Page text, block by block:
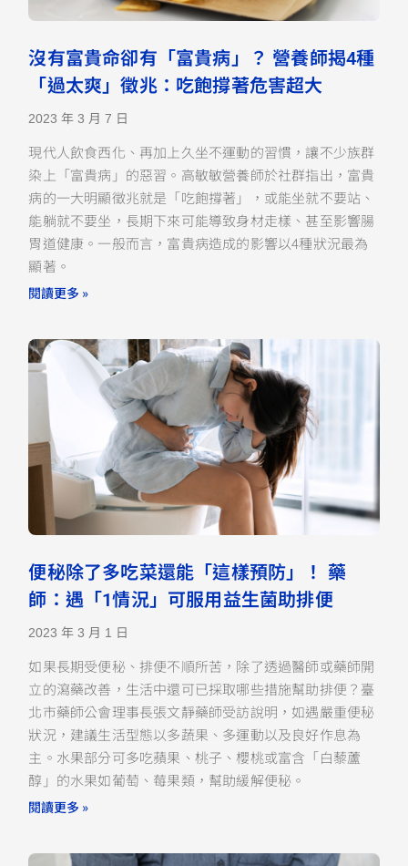
沒有富貴命卻有「富貴病」？ 營養師揭4種
「過太爽」徵兆：吃飽撐著危害超大
2023 年 3 月 7 日
現代人飲食西化、再加上久坐不運動的習慣，讓不少族群
染上「富貴病」的惡習。高敏敏營養師於社群指出，富貴
病的一大明顯徵兆就是「吃飽撐著」，或能坐就不要站、
能躺就不要坐，長期下來可能導致身材走樣、甚至影響腸
胃道健康。一般而言，富貴病造成的影響以4種狀況最為
顯著。
閱讀更多 »
便秘除了多吃菜還能「這樣預防」！ 藥
師：遇「1情況」可服用益生菌助排便
2023 年 3 月 1 日
如果長期受便秘、排便不順所苦，除了透過醫師或藥師開
立的瀉藥改善，生活中還可已採取哪些措施幫助排便？臺
北市藥師公會理事長張文靜藥師受訪說明，如遇嚴重便秘
狀況，建議生活型態以多蔬果、多運動以及良好作息為
主。水果部分可多吃蘋果、桃子、櫻桃或富含「白藜蘆
醇」的水果如葡萄、莓果類，幫助緩解便秘。
閱讀更多 »